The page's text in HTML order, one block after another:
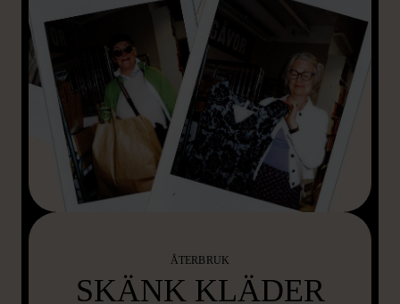
ÅTERBRUK
SKÄNK KLÄDER